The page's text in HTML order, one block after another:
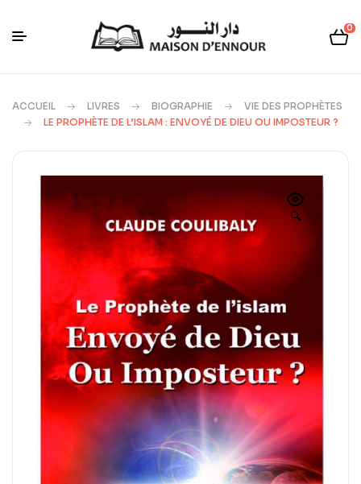
0
ACCUEIL LIVRES BIOGRAPHIE
VIE DES PROPHÈTES
LE PROPHÈTE DE L’ISLAM : ENVOYÉ DE DIEU OU IMPOSTEUR ?
🔍